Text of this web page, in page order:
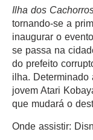
Ilha dos
tornando-se a
inaugurar o
se passa na
do prefeito
ilha. Determinado
jovem Atari
que mudará o
Onde assistir: